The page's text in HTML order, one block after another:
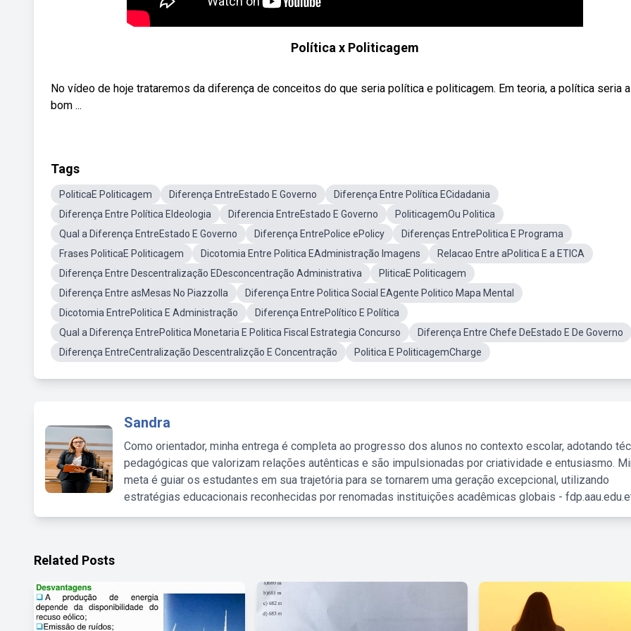
Política x Politicagem
No vídeo de hoje trataremos da diferença de conceitos do que seria política e politicagem. Em teoria, a política seria
bom ...
Tags
PoliticaE Politicagem Diferença EntreEstado E Governo
Diferença Entre Política ECidadania
Diferença Entre Política EIdeologia
Diferencia EntreEstado E Governo
PoliticagemOu Politica
Qual a Diferença EntreEstado E Governo
Diferença EntrePolice ePolicy
Diferenças EntrePolitica E Programa
Frases PoliticaE Politicagem
Dicotomia Entre Politica EAdministração Imagens
Relacao Entre aPolitica E a ETICA
Diferença Entre Descentralização EDesconcentração Administrativa
PliticaE Politicagem
Diferença Entre asMesas No Piazzolla
Diferença Entre Politica Social EAgente Politico Mapa Mental
Dicotomia EntrePolitica E Administração
Diferença EntrePolítico E Política
Qual a Diferença EntrePolitica Monetaria E Politica Fiscal Estrategia Concurso
Diferença Entre Chefe DeEstado E De Governo
Diferença EntreCentralização Descentralizção E Concentração
Politica E PoliticagemCharge
Sandra
Como orientador, minha entrega é completa ao progresso dos alunos no contexto escolar, adotando
pedagógicas que valorizam relações autênticas e são impulsionadas por criatividade e entusiasmo.
meta é guiar os estudantes em sua trajetória para se tornarem uma geração excepcional, utilizando
estratégias educacionais reconhecidas por renomadas instituições acadêmicas globais -
Related Posts